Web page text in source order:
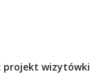
projekt wizytówki